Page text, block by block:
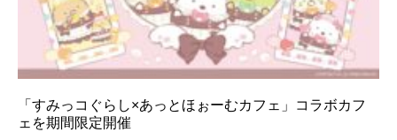
「すみっコぐらし×あっとほぉーむカフェ」コラボカフ
ェを期間限定開催